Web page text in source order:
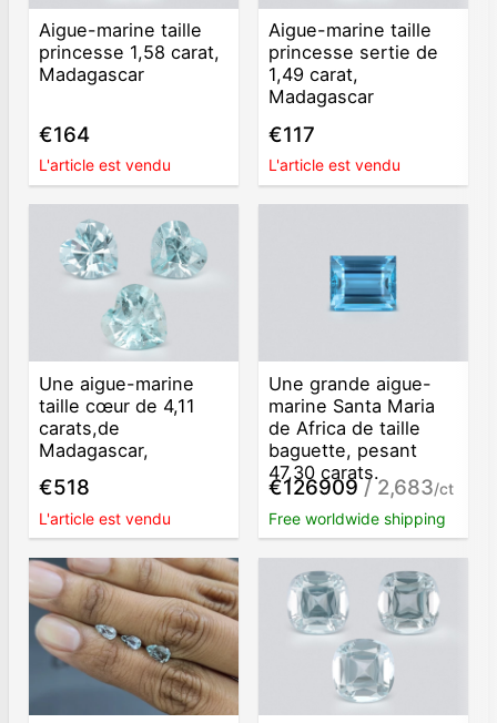
Aigue-marine taille
princesse 1,58 carat,
Madagascar
€164
L'article est vendu
Aigue-marine taille
princesse sertie de
1,49 carat,
Madagascar
€117
L'article est vendu
Une aigue-marine
taille cœur de 4,11
carats,de
Madagascar,
€518
L'article est vendu
Une grande aigue-
marine Santa Maria
de Africa de taille
baguette, pesant
47,30 carats.
€126909/ 2,683/ct
Free worldwide shipping